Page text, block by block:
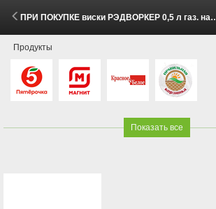
ПРИ ПОКУПКЕ виски РЭДВОРКЕР 0,5 л газ. напиток ЭКСПОРТ СТАЙЛ КЛАССИК КОЛА 0,5 л за 1Р (12 - 18 Мая 2026)
Продукты
Показать все